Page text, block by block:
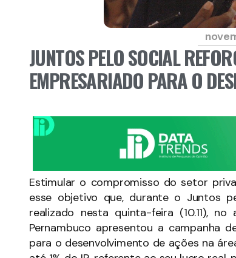
JUNTOS PELO SOCIAL
EMPRESARIADO PARA O
Estimular o compromisso do setor
esse objetivo que, durante o Juntos
realizado nesta quinta-feira (10.11),
Pernambuco apresentou a campanha
para o desenvolvimento de ações na